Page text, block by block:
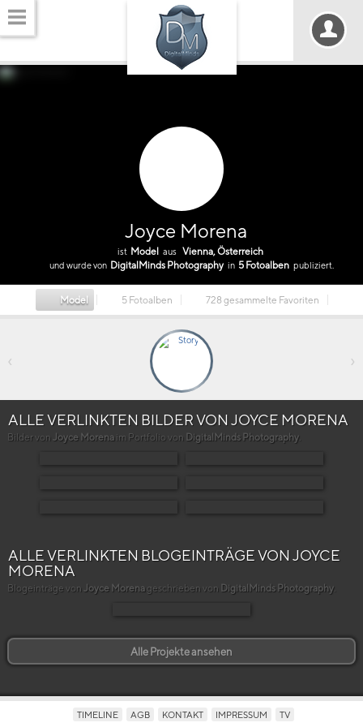
Joyce Morena
ist Model aus Vienna, Österreich
und wurde von DigitalMinds Photography in 5 Fotoalben publiziert.
Model 5 Fotoalben 728 gesammelte Favoriten
‹ ›
ALLE VERLINKTEN BILDER VON JOYCE MORENA
Bilder von Joyce Morena im Portfolio von DigitalMinds Photography.
ALLE VERLINKTEN BLOGEINTRÄGE VON JOYCE
MORENA
Blogeinträge von Joyce Morena geschrieben von DigitalMinds Photography.
Alle Projekte ansehen
TIMELINE AGB KONTAKT IMPRESSUM TV